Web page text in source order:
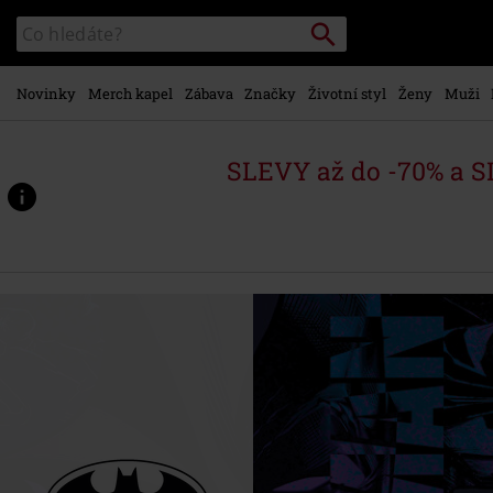
hlavnímu
obsahu
Katalog
vyhledávání
Vyhledávání
Novinky Merch kapel Zábava Značky Životní styl Ženy Muži
SLEVY až do -70% a